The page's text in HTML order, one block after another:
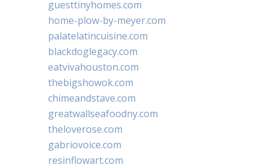
guesttinyhomes.com
home-plow-by-meyer.com
palatelatincuisine.com
blackdoglegacy.com
eatvivahouston.com
thebigshowok.com
chimeandstave.com
greatwallseafoodny.com
theloverose.com
gabriovoice.com
resinflowart.com